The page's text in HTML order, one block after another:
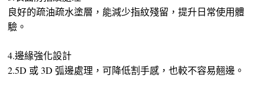
良好的疏油疏水塗層，能減少指紋殘留，提升日常使用體
驗。
4️.邊緣強化設計
2.5D 或 3D 弧邊處理，可降低割手感，也較不容易翹邊。